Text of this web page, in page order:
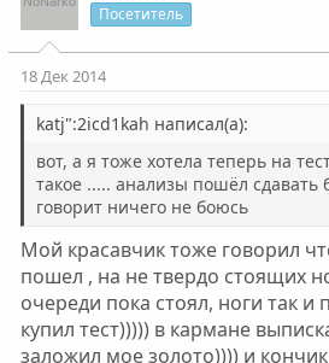
т
н
ы
й
г
о
л
о
с
Посетитель
18 Дек 2014
katj":2icd1kah написал(а):
вот, а я тоже хотела теперь на
такое ..... анализы пошёл сдавать
говорит ничего не боюсь
Мой красавчик тоже говорил
пошел , на не твердо стоящих
очереди пока стоял, ноги так и
купил тест))))) в кармане
заложил мое золото)))) и